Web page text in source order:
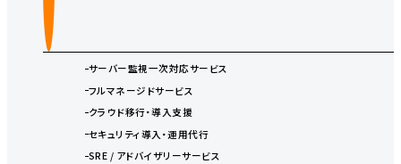
サーバー監視一次対応サービス
フルマネージドサービス
クラウド移行・導入支援
セキュリティ導入・運用代行
SRE / アドバイザリーサービス